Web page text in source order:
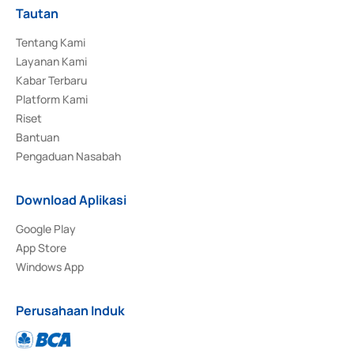
Tautan
Tentang Kami
Layanan Kami
Kabar Terbaru
Platform Kami
Riset
Bantuan
Pengaduan Nasabah
Download Aplikasi
Google Play
App Store
Windows App
Perusahaan Induk